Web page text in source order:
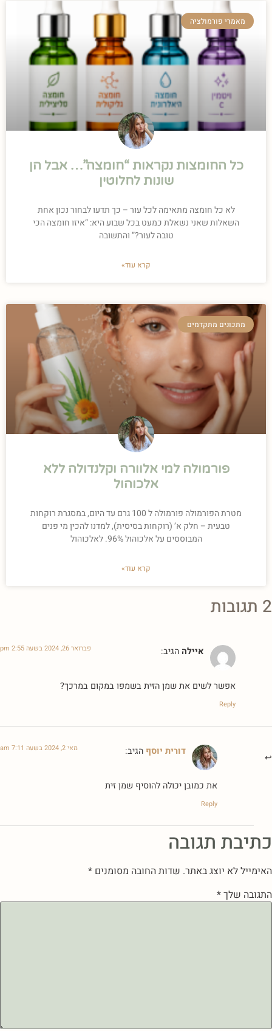
מאמרי פורמולציה
כל החומצות נקראות “חומצה”… אבל הן
שונות לחלוטין
לא כל חומצה מתאימה לכל עור – כך תדעו לבחור נכון אחת
השאלות שאני נשאלת כמעט בכל שבוע היא: “איזו חומצה הכי
טובה לעור?” והתשובה
קרא עוד»
מתכונים מתקדמים
פורמולה למי אלוורה וקלנדולה ללא
אלכוהול
מטרת הפורמולה פורמולה ל 100 גרם עד היום, במסגרת רוקחות
טבעית – חלק א’ (רוקחות בסיסית), למדנו להכין מי פנים
המבוססים על אלכוהול 96%. לאלכוהול
קרא עוד»
2 תגובות
איילה הגיב: פברואר 26, 2024 בשעה 2:55 pm
אפשר לשים את שמן הזית בשמפו במקום במרכך?
Reply
דורית יוסף הגיב: מאי 2, 2024 בשעה 7:11 am
את כמובן יכולה להוסיף שמן זית
Reply
כתיבת תגובה
האימייל לא יוצג באתר. שדות החובה מסומנים *
התגובה שלך*